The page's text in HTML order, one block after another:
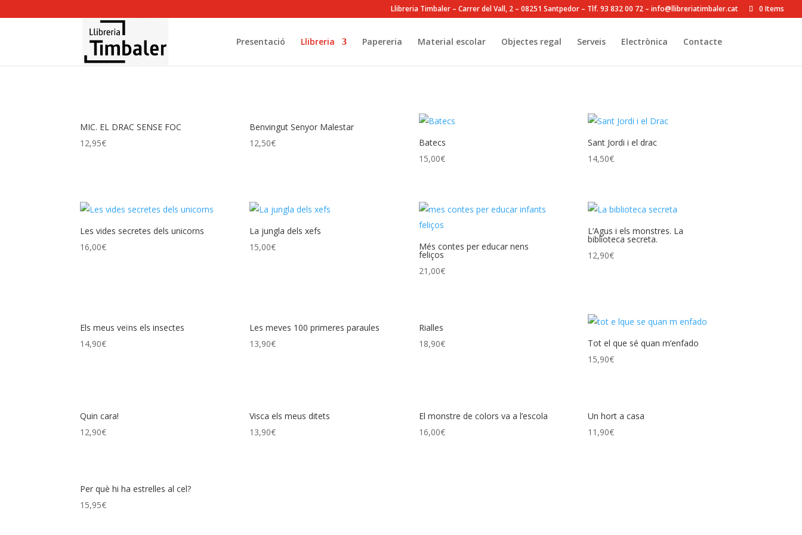
Llibreria Timbaler – Carrer del Vall, 2 – 08251 Santpedor – Tlf. 93 832 00 72 – info@llibreriatimbaler.cat 0 Items
Presentació Llibreria Papereria Material escolar Objectes regal Serveis Electrònica Contacte
MIC. EL DRAC SENSE FOC
12,95€
Benvingut Senyor Malestar
12,50€
Batecs
15,00€
Sant Jordi i el drac
14,50€
Les vides secretes dels unicorns
16,00€
La jungla dels xefs
15,00€ Més contes per educar nens
feliços
21,00€
L’Agus i els monstres. La
biblioteca secreta.
12,90€
Els meus veïns els insectes
14,90€
Les meves 100 primeres paraules
13,90€
Rialles
18,90€
Tot el que sé quan m’enfado
15,90€
Quin cara!
12,90€
Visca els meus ditets
13,90€
El monstre de colors va a l’escola
16,00€
Un hort a casa
11,90€
Per què hi ha estrelles al cel?
15,95€